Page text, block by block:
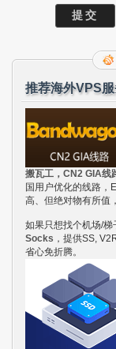
推荐海外VPS
搬瓦工，CN2 GIA线
国用户优化的线路，
高、但绝对物有所值
如果只想找个机场/梯
Socks ，提供SS,
省心免折腾。